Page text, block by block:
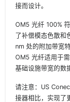
接而设计。
OM5 光纤 100%
了补偿模态色散和
nm 处的附加带宽
OM5 光纤适用于
基础设施带宽的数
请注意：US
接器相比，实现了